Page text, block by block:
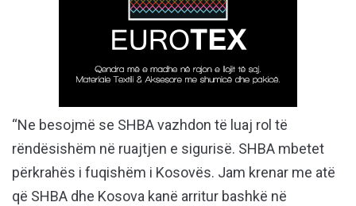
“Ne besojmë se SHBA vazhdon të luaj rol të
rëndësishëm në ruajtjen e sigurisë. SHBA mbetet
përkrahës i fuqishëm i Kosovës. Jam krenar me atë
që SHBA dhe Kosova kanë arritur bashkë në